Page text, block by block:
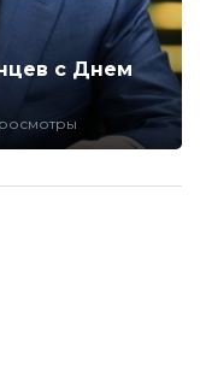
с Днем